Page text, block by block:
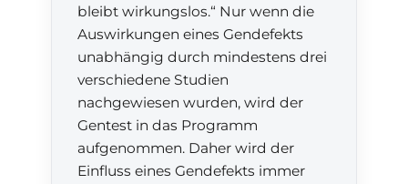
bleibt wirkungslos.“ Nur wenn die
Auswirkungen eines Gendefekts
unabhängig durch mindestens drei
verschiedene Studien
nachgewiesen wurden, wird der
Gentest in das Programm
aufgenommen. Daher wird der
Einfluss eines Gendefekts immer